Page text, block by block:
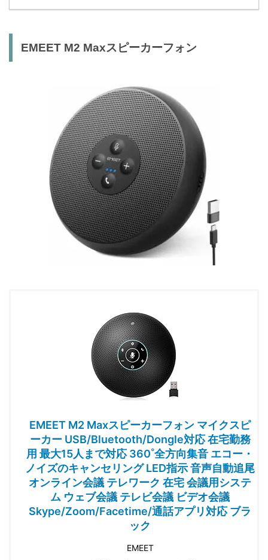
EMEET M2 Maxスピーカーフォン
EMEET M2 Maxスピーカーフォン マイクスピ
ーカー USB/Bluetooth/Dongle対応 在宅勤務
用 最大15人まで対応 360˚全方向集音 エコー・
ノイズのキャンセリング LED指示 音声自動追尾
オンライン会議 テレワーク 在宅 会議用システ
ム ウェブ会議 テレビ会議 ビデオ会議
Skype/Zoom/Facetime/通話アプリ対応 ブラ
ック
EMEET